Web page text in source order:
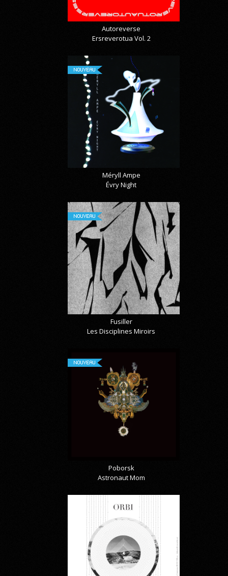
Autoreverse
Ersreverotua Vol. 2
NOUVEAU
Méryll Ampe
Évry Night
NOUVEAU
Fusiller
Les Disciplines Miroirs
NOUVEAU
Poborsk
Astronaut Mom